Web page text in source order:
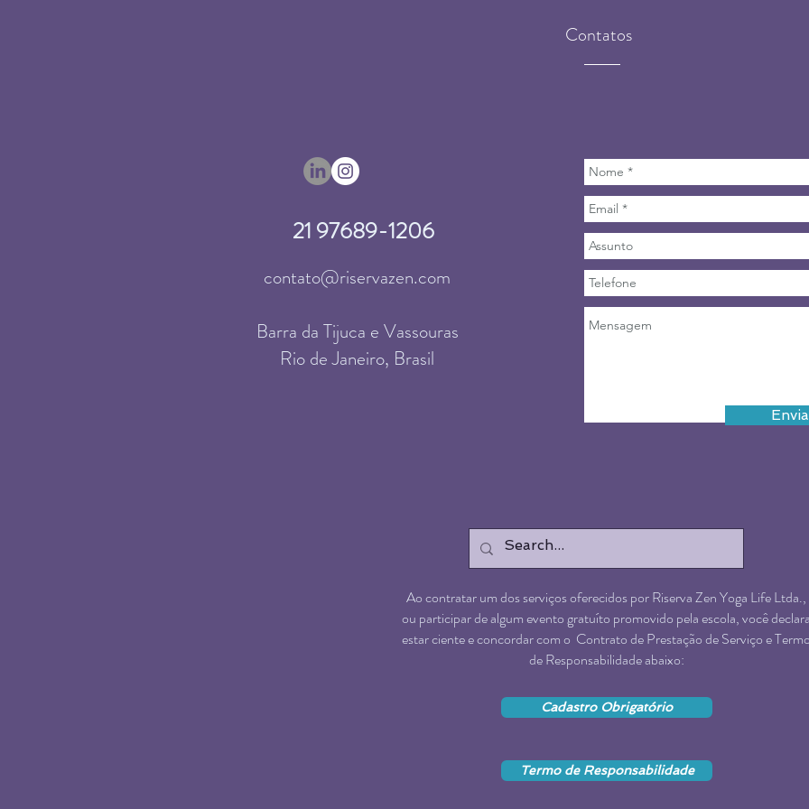
Contatos
21 97689-1206
contato@riservazen.com
Barra da Tijuca​ e Vassouras
Rio de Janeiro, Brasil
Ao contratar um dos serviços oferecidos por Riserva Zen Yoga Life Ltda.,
ou participar de algum evento gratuíto promovido pela escola, você
estar ciente e concordar com o Contrato de Prestação de Serviço e
de Responsabilidade abaixo:
Cadastro Obrigatório
Termo de Responsabilidade